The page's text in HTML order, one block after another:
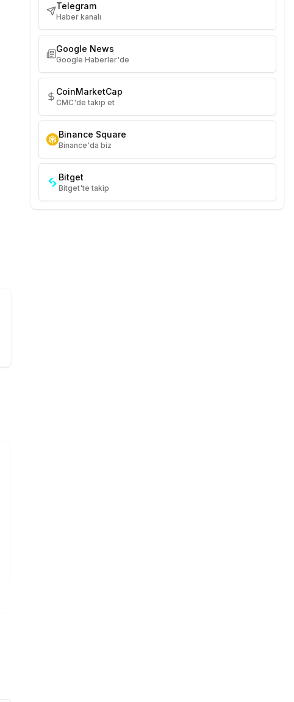
Telegram
Haber kanalı
Google News
Google Haberler'de
CoinMarketCap
CMC'de takip et
Binance Square
Binance'da biz
Bitget
Bitget'te takip